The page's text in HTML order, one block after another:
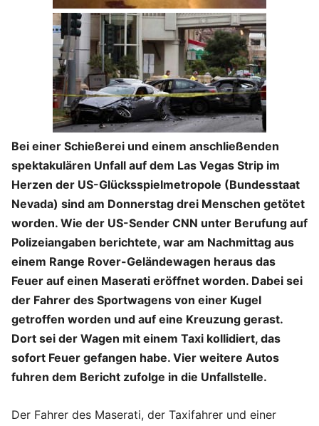
Bei einer Schießerei und einem anschließenden
spektakulären Unfall auf dem Las Vegas Strip im
Herzen der US-Glücksspielmetropole (Bundesstaat
Nevada) sind am Donnerstag drei Menschen getötet
worden. Wie der US-Sender CNN unter Berufung auf
Polizeiangaben berichtete, war am Nachmittag aus
einem Range Rover-Geländewagen heraus das
Feuer auf einen Maserati eröffnet worden. Dabei sei
der Fahrer des Sportwagens von einer Kugel
getroffen worden und auf eine Kreuzung gerast.
Dort sei der Wagen mit einem Taxi kollidiert, das
sofort Feuer gefangen habe. Vier weitere Autos
fuhren dem Bericht zufolge in die Unfallstelle.
Der Fahrer des Maserati, der Taxifahrer und einer